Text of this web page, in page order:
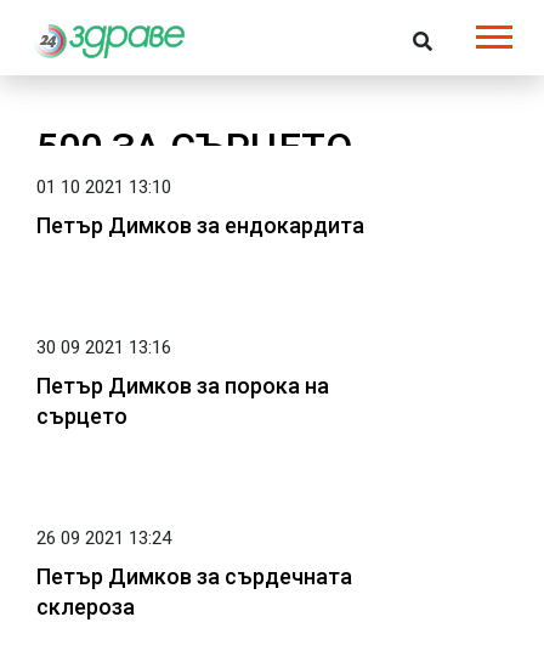
500 ЗА СЪРЦЕТО
01 10 2021 13:10
Петър Димков за ендокардита
30 09 2021 13:16
Петър Димков за порока на
сърцето
26 09 2021 13:24
Петър Димков за сърдечната
склероза